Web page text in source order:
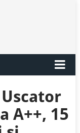
A++, 15